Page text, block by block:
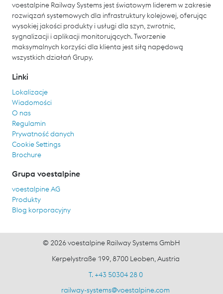
voestalpine Railway Systems jest światowym liderem w zakresie
rozwiązań systemowych dla infrastruktury kolejowej, oferując
wysokiej jakości produkty i usługi dla szyn, zwrotnic,
sygnalizacji i aplikacji monitorujących. Tworzenie
maksymalnych korzyści dla klienta jest siłą napędową
wszystkich działań Grupy.
Linki
Lokalizacje
Wiadomości
O nas
Regulamin
Prywatność danych
Cookie Settings
Brochure
Grupa voestalpine
voestalpine AG
Produkty
Blog korporacyjny
© 2026 voestalpine Railway Systems GmbH
Kerpelystraße 199, 8700 Leoben, Austria
T. +43 50304 28 0
railway-systems@voestalpine.com